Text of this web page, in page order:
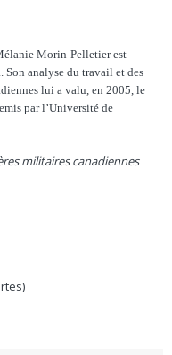
Morin-Pelletier est
Son analyse du travail et des
lui a valu, en 2005, le
par l’Université de
militaires canadiennes